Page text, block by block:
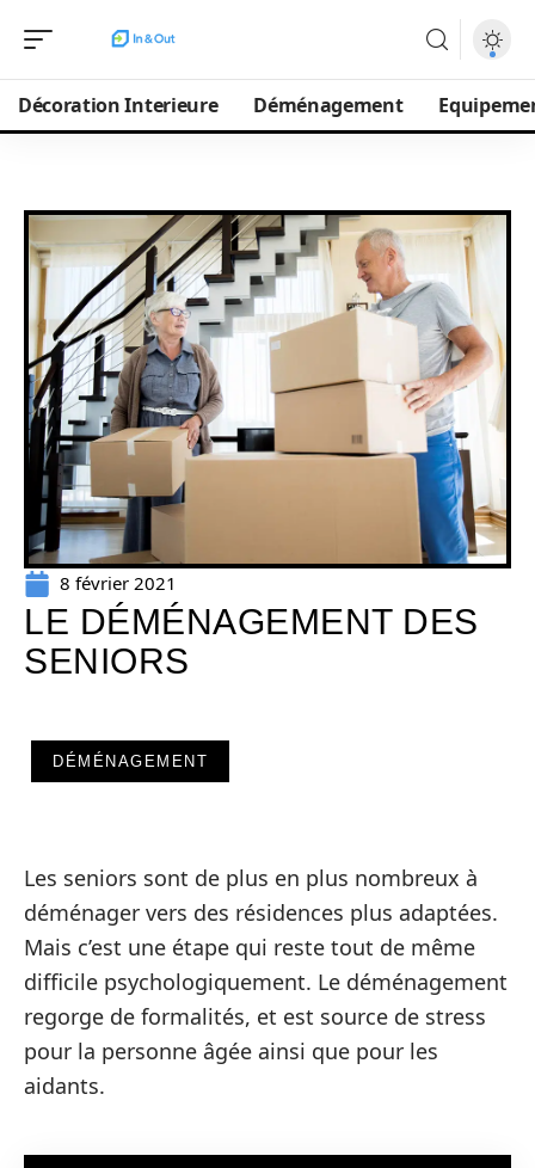
Décoration Interieure Déménagement
8 février 2021
LE DÉMÉNAGEMENT DES
SENIORS
DÉMÉNAGEMENT
Les seniors sont de plus en plus nombreux à
déménager vers des résidences plus adaptées.
Mais c’est une étape qui reste tout de même
difficile psychologiquement. Le déménagement
regorge de formalités, et est source de stress
pour la personne âgée ainsi que pour les
aidants.